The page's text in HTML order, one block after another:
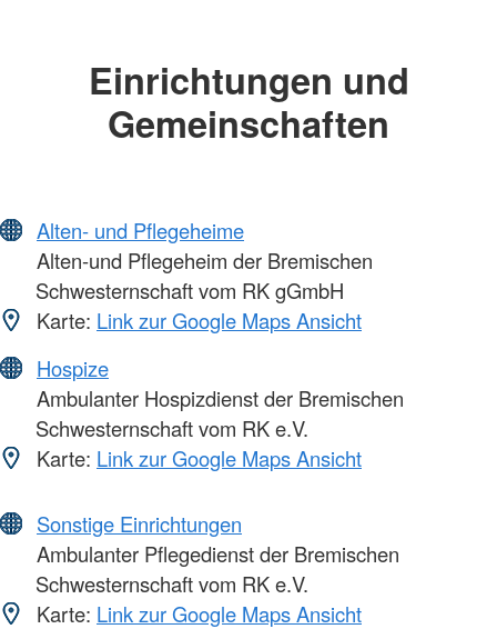
Einrichtungen und
Gemeinschaften
Alten- und Pflegeheime
Alten-und Pflegeheim der Bremischen
Schwesternschaft vom RK gGmbH
Karte: Link zur Google Maps Ansicht
Hospize
Ambulanter Hospizdienst der Bremischen
Schwesternschaft vom RK e.V.
Karte: Link zur Google Maps Ansicht
Sonstige Einrichtungen
Ambulanter Pflegedienst der Bremischen
Schwesternschaft vom RK e.V.
Karte: Link zur Google Maps Ansicht